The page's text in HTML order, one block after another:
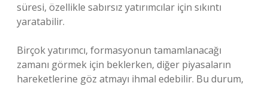
süresi, özellikle sabırsız yatırımcılar için sıkıntı
yaratabilir.
Birçok yatırımcı, formasyonun tamamlanacağı
zamanı görmek için beklerken, diğer piyasaların
hareketlerine göz atmayı ihmal edebilir. Bu durum,